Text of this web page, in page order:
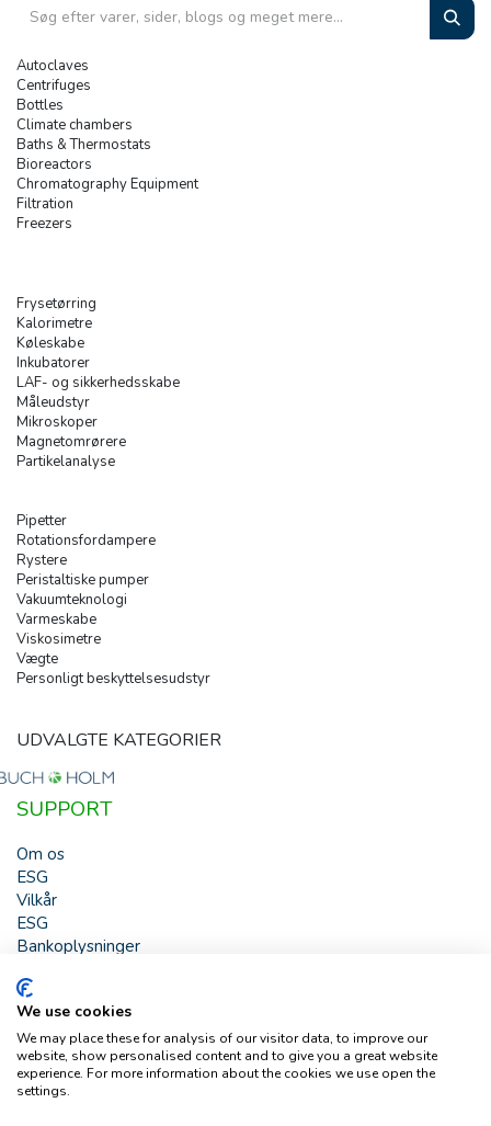
Autoclaves
Centrifuges
Bottles
Climate chambers
Baths & Thermostats
Bioreactors
Chromatography Equipment
Filtration
Freezers
Frysetørring
Kalorimetre
Køleskabe
Inkubatorer
LAF- og sikkerhedsskabe
Måleudstyr
Mikroskoper
Magnetomrørere
Partikelanalyse
Pipetter
Rotationsfordampere
Rystere
Peristaltiske pumper
Vakuumteknologi
Varmeskabe
Viskosimetre
Vægte
Personligt beskyttelsesudstyr
UDVALGTE KATEGORIER
SUPPORT
Om os
ESG
Vilkår
ESG
Bankoplysninger
HJÆLP
Buch & Holm A/S - Marielundvej 39 - DK-2730 Herlev -
Tlf. +45 44 54 00 00 - e-mail:b-h@buch-holm.dk- CVR-nr.:
DK-19993345
We use cookies
We may place these for analysis of our visitor data, to improve our
website, show personalised content and to give you a great website
experience. For more information about the cookies we use open the
settings.